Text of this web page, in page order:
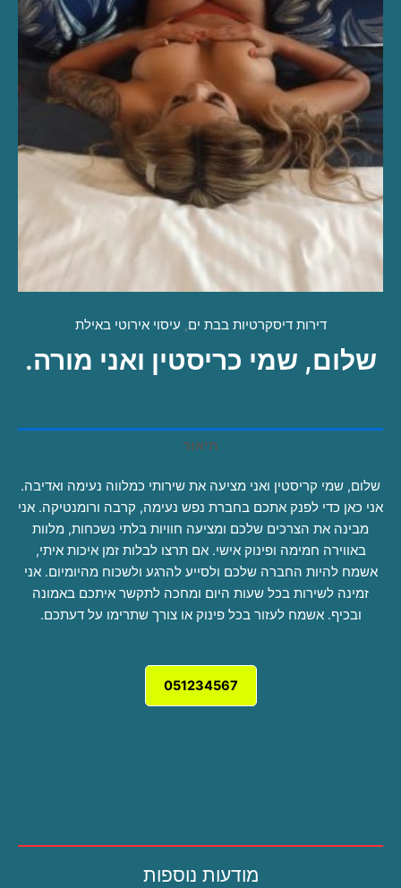
דירות דיסקרטיות בבת ים, עיסוי אירוטי באילת
שלום, שמי כריסטין ואני מורה.
תיאור
שלום, שמי קריסטין ואני מציעה את שירותי כמלווה נעימה ואדיבה.
אני כאן כדי לפנק אתכם בחברת נפש נעימה, קרבה ורומנטיקה. אני
מבינה את הצרכים שלכם ומציעה חוויות בלתי נשכחות, מלוות
באווירה חמימה ופינוק אישי. אם תרצו לבלות זמן איכות איתי,
אשמח להיות החברה שלכם ולסייע להרגע ולשכוח מהיומיום. אני
זמינה לשירות בכל שעות היום ומחכה לתקשר איתכם באמונה
ובכיף. אשמח לעזור בכל פינוק או צורך שתרימו על דעתכם.
051234567
מודעות נוספות